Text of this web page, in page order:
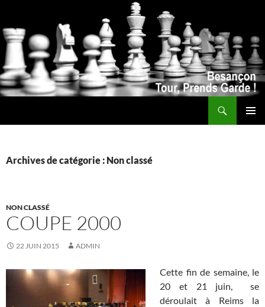
Archives de catégorie : Non classé
NON CLASSÉ
COUPE 2000
22 JUIN 2015 ADMIN
Cette fin de semaine, le
20 et 21 juin, se
déroulait à Reims la